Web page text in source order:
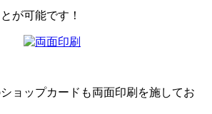
が可能です！
ョップカードも両面印刷を施してお